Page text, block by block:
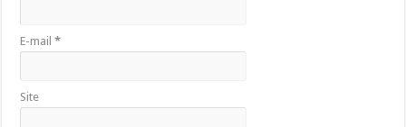
E-mail*
Site